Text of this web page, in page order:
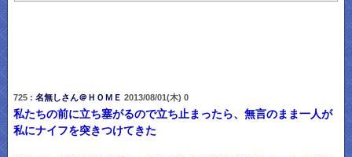
725 : 名無しさん＠ＨＯＭＥ 2013/08/01(木) 0
私たちの前に立ち塞がるので立ち止まったら、無言のまま一人が
私にナイフを突きつけてきた